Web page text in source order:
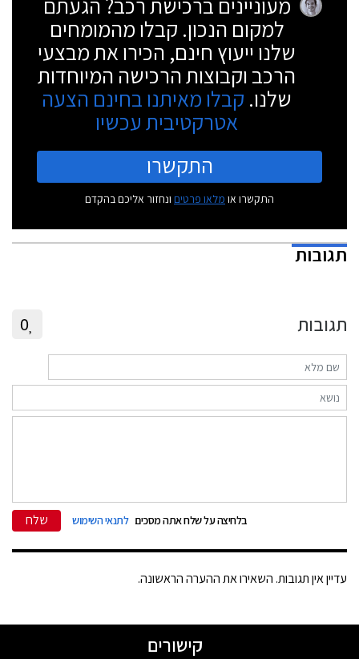
למקום הנכון. קבלו מהמומחים
שלנו ייעוץ חינם, הכירו את מבצעי
הרכב וקבוצות הרכישה המיוחדות
שלנו. קבלו מאיתנו בחינם הצעה
אטרקטיבית עכשיו
התקשרו
התקשרו או מלאו פרטים ונחזור אליכם בהקדם
תגובות
תגובות 0
בלחיצה על שלח אתה מסכים לתנאי השימוש שלח
עדיין אין תגובות. השאירו את ההערה הראשונה.
קישורים